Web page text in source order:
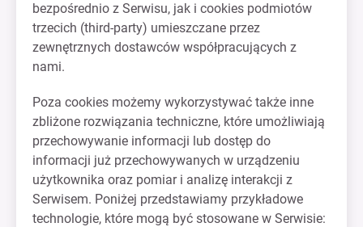
bezpośrednio z Serwisu, jak i cookies podmiotów
trzecich (third-party) umieszczane przez
zewnętrznych dostawców współpracujących z
nami.
Poza cookies możemy wykorzystywać także inne
zbliżone rozwiązania techniczne, które umożliwiają
przechowywanie informacji lub dostęp do
informacji już przechowywanych w urządzeniu
użytkownika oraz pomiar i analizę interakcji z
Serwisem. Poniżej przedstawiamy przykładowe
technologie, które mogą być stosowane w Serwisie: